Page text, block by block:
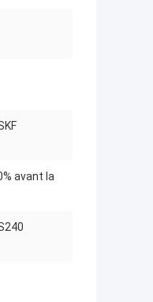
avant la